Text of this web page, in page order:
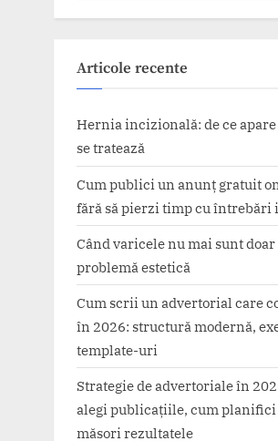
Articole recente
Hernia incizională: de ce
se tratează
Cum publici un anunț gratuit
fără să pierzi timp cu întrebări
Când varicele nu mai sunt doar
problemă estetică
Cum scrii un advertorial care
în 2026: structură modernă,
template-uri
Strategie de advertoriale în
alegi publicațiile, cum planifici
măsori rezultatele